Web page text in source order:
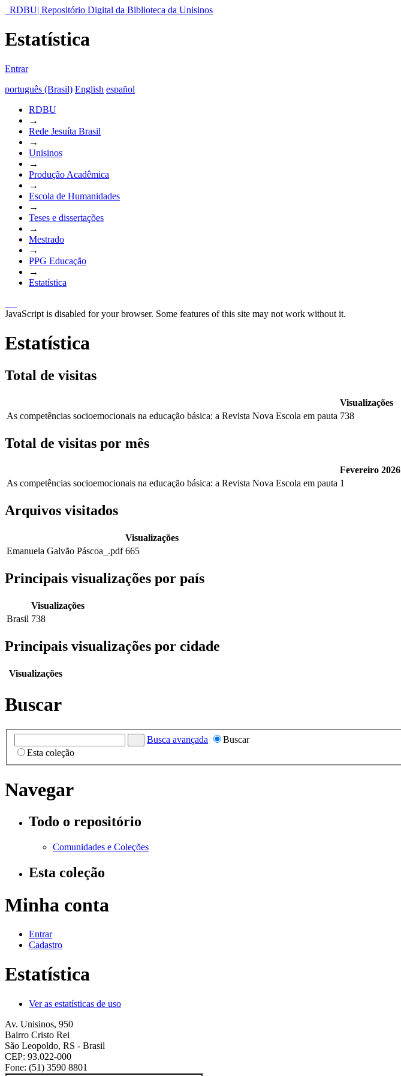
RDBU| Repositório Digital da Biblioteca da Unisinos
Estatística
Entrar
português (Brasil) English español
RDBU
→
Rede Jesuíta Brasil
→
Unisinos
→
Produção Acadêmica
→
Escola de Humanidades
→
Teses e dissertações
→
Mestrado
→
PPG Educação
→
Estatística
JavaScript is disabled for your browser. Some features of this site may not work without it.
Estatística
Total de visitas
Visualizações
As competências socioemocionais na educação básica: a Revista Nova Escola em pauta 738
Total de visitas por mês
Fevereiro 2026
As competências socioemocionais na educação básica: a Revista Nova Escola em pauta 1
Arquivos visitados
Visualizações
Emanuela Galvão Páscoa_.pdf 665
Principais visualizações por país
Visualizações
Brasil 738
Principais visualizações por cidade
Visualizações
Buscar
Busca avançada
Buscar
Esta coleção
Navegar
Todo o repositório
Comunidades e Coleções
Esta coleção
Minha conta
Entrar
Cadastro
Estatística
Ver as estatísticas de uso
Av. Unisinos, 950
Bairro Cristo Rei
São Leopoldo, RS - Brasil
CEP: 93.022-000
Fone: (51) 3590 8801